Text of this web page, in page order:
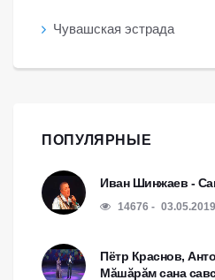
Чувашская эстрада
ПОПУЛЯРНЫЕ
Иван Шинжаев -
14676 03.05.2019
Пётр Краснов,
Мăшăрăм сана